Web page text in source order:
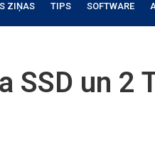
ZIŅAS TIPS SOFTWARE
SSD un 2